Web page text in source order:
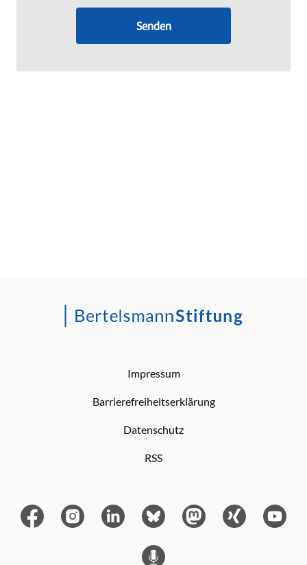
Senden
Impressum
Barrierefreiheitserklärung
Datenschutz
RSS